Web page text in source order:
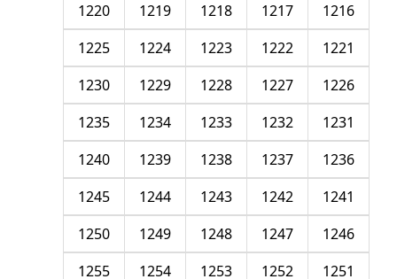
1216
1217
1218
1219
1220
1221
1222
1223
1224
1225
1226
1227
1228
1229
1230
1231
1232
1233
1234
1235
1236
1237
1238
1239
1240
1241
1242
1243
1244
1245
1246
1247
1248
1249
1250
1251
1252
1253
1254
1255